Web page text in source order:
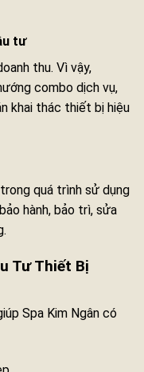
tư
thu. Vì vậy,
combo dịch vụ,
khai thác thiết bị hiệu
quá trình sử dụng
hành, bảo trì, sửa
Tư Thiết Bị
Spa Kim Ngân có